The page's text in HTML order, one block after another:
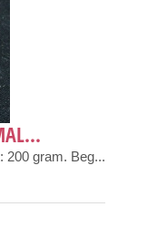
200 gram. Beg...